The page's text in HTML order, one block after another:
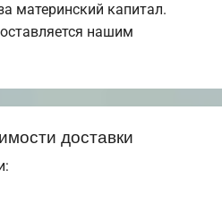
материнский капитал.
нашим
доставки